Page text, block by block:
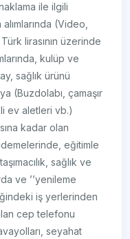
ile ilgili
(Video,
lirasının üzerinde
kulüp ve
sağlık ürünü
(Buzdolabı, çamaşır
ev aletleri vb.)
kadar olan
eğitimle
sağlık ve
ve ’’yenileme
iş yerlerinden
cep telefonu
seyahat